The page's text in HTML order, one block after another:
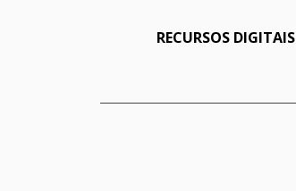
RECURSOS DIGITAIS